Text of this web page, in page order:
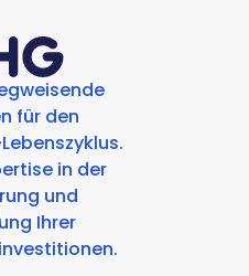
für den
in der
und
Ihrer